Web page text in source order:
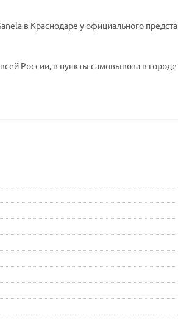
в Краснодаре у официального
России, в пункты самовывоза в